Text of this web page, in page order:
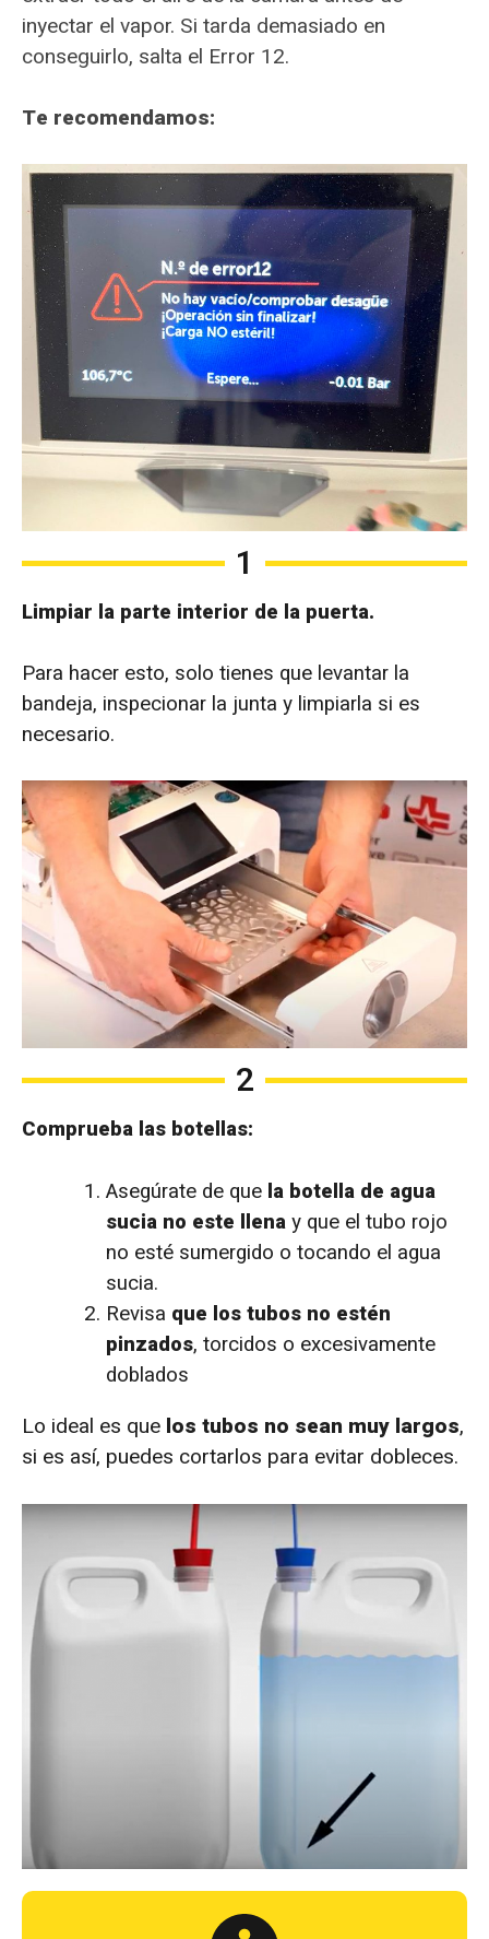
inyectar el vapor. Si tarda demasiado en
conseguirlo, salta el Error 12.
Te recomendamos:
1
Limpiar la parte interior de la puerta.
Para hacer esto, solo tienes que levantar la
bandeja, inspecionar la junta y limpiarla si es
necesario.
2
Comprueba las botellas:
Asegúrate de que la botella de agua
sucia no este llenay que el tubo rojo
no esté sumergido o tocando el agua
sucia.
Revisa que los tubos no estén
pinzados, torcidos o excesivamente
doblados
Lo ideal es que los tubos no sean muy largos,
si es así, puedes cortarlos para evitar dobleces.